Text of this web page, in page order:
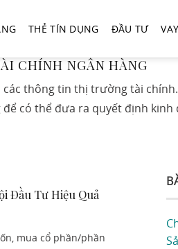
THẺ TÍN DỤNG ĐẦU TƯ
CHÍNH NGÂN HÀNG
thông tin thị trường tài
có thể đưa ra quyết định kinh
Đầu Tư Hiệu Quả
mua cổ phần/phần